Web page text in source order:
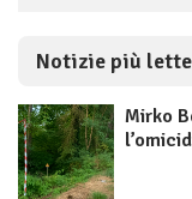
Notizie più lette
Mirko